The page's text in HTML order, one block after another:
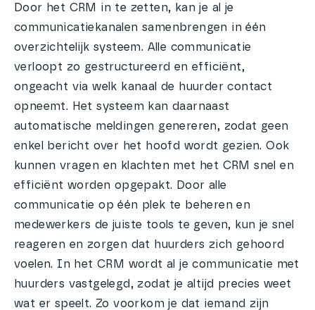
Door het CRM in te zetten, kan je al je
communicatiekanalen samenbrengen in één
overzichtelijk systeem. Alle communicatie
verloopt zo gestructureerd en efficiënt,
ongeacht via welk kanaal de huurder contact
opneemt. Het systeem kan daarnaast
automatische meldingen genereren, zodat geen
enkel bericht over het hoofd wordt gezien. Ook
kunnen vragen en klachten met het CRM snel en
efficiënt worden opgepakt. Door alle
communicatie op één plek te beheren en
medewerkers de juiste tools te geven, kun je snel
reageren en zorgen dat huurders zich gehoord
voelen. In het CRM wordt al je communicatie met
huurders vastgelegd, zodat je altijd precies weet
wat er speelt. Zo voorkom je dat iemand zijn